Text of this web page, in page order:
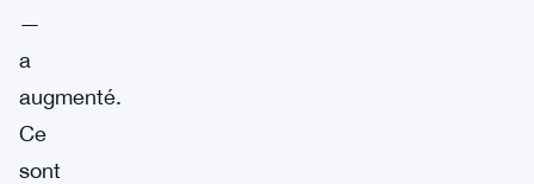
—
a
augmenté.
Ce
sont